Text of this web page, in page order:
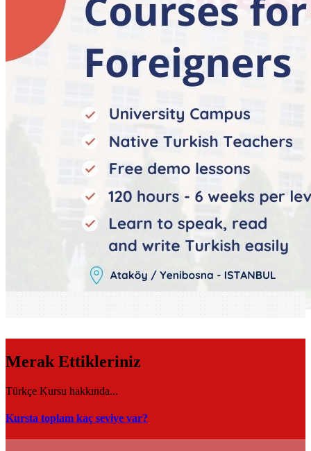
Merak Ettikleriniz
Türkçe Kursu hakkında...
Kursta toplam kaç seviye var?